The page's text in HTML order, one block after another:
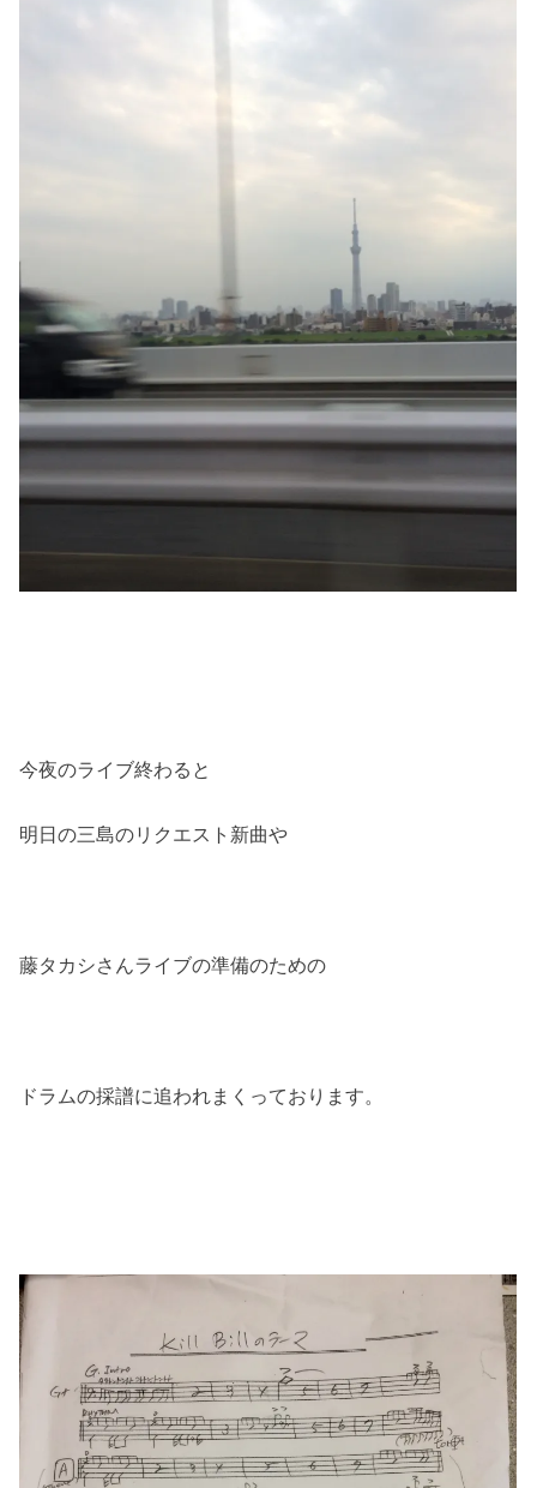
今夜のライブ終わると
明日の三島のリクエスト新曲や
藤タカシさんライブの準備のための
ドラムの採譜に追われまくっております。